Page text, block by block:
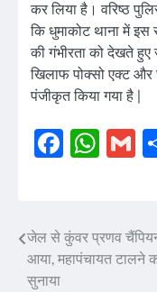
कर लिया है। वरिष्ठ
कि धुमाकोट थाना में इस
की गंभीरता को देखते
खिलाफ पोक्सो एक्ट
पंजीकृत किया गया है |
Post
navigation
जेल से कुंवर प्रणव
आया, महापंचायत टालने
सुनाया